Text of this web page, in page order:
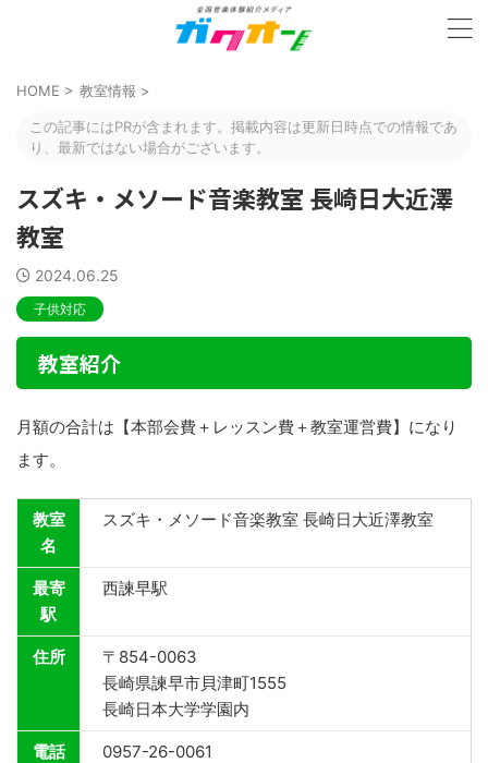
HOME > 教室情報 >
この記事にはPRが含まれます。掲載内容は更新日時点での情報であ
り、最新ではない場合がございます。
スズキ・メソード音楽教室 長崎日大近澤
教室
2024.06.25
子供対応
教室紹介
月額の合計は【本部会費＋レッスン費＋教室運営費】になり
ます。
教室
名
スズキ・メソード音楽教室 長崎日大近澤教室
最寄
駅
西諫早駅
住所
〒854-0063
長崎県諫早市貝津町1555
長崎日本大学学園内
電話
0957-26-0061